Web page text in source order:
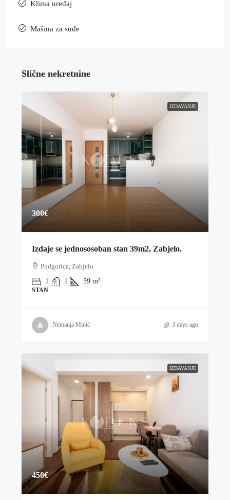
Klima uređaj
Mašina za suđe
Slične nekretnine
IZDAVANJE
300€
Izdaje se jednososoban stan 39m2, Zabjelo.
Podgorica, Zabjelo
1
1 39 m²
STAN
Nemanja Minić 3 days ago
IZDAVANJE
450€